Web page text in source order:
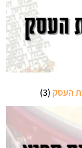
העסק(3)